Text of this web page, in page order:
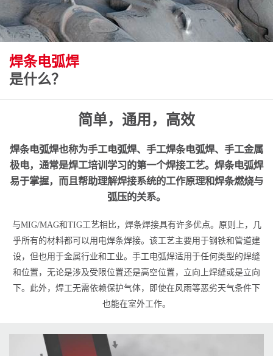
焊条电弧焊
是什么？
简单，通用，高效
焊条电弧焊也称为手工电弧焊、手工焊条电弧焊、手工金属
极电，通常是焊工培训学习的第一个焊接工艺。焊条电弧焊
易于掌握，而且帮助理解焊接系统的工作原理和焊条燃烧与
弧压的关系。
与MIG/MAG和TIG工艺相比，焊条焊接具有许多优点。原则上，几
乎所有的材料都可以用电焊条焊接。该工艺主要用于钢铁和管道建
设，但也用于金属行业和工业。手工电弧焊适用于任何类型的焊缝
和位置，无论是涉及受限位置还是高空位置，立向上焊缝或是立向
下。此外，焊工无需依赖保护气体，即使在风雨等恶劣天气条件下
也能在室外工作。